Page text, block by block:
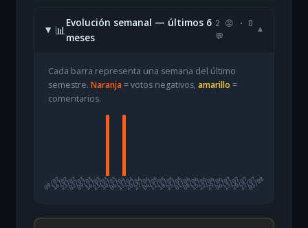
📊
Evolución semanal — últimos 6
meses
2 😡 · 0
💬
▾
Cada barra representa una semana del último
semestre. Naranja= votos negativos, amarillo =
comentarios.
09/02
16/0223/0202/0309/0316/0323/0330/0306/0413/0420/0427/0404/0511/0518/0525/0501/0608/0615/0622/0629/0606/0713/0720/0727/07
03/08